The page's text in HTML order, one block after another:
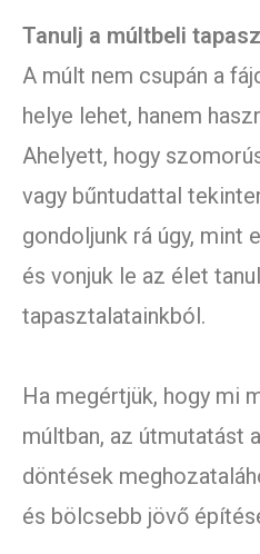
Tanulj a múltbeli
A múlt nem csupán a
helye lehet, hanem
Ahelyett, hogy
vagy bűntudattal
gondoljunk rá úgy, mint
és vonjuk le az élet
tapasztalatainkból.
Ha megértjük, hogy mi
múltban, az útmutatást
döntések
és bölcsebb jövő